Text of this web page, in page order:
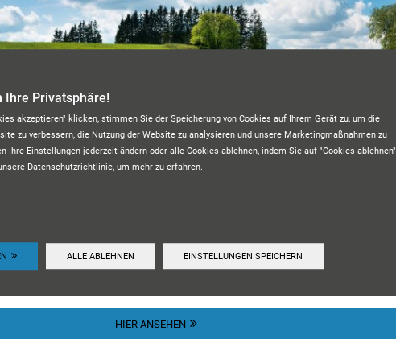
Ihre Privatsphäre!
akzeptieren" klicken, stimmen Sie der Speicherung von Cookies auf Ihrem Gerät zu, um die
zu verbessern, die Nutzung der Website zu analysieren und unsere Marketingmaßnahmen zu
Ihre Einstellungen jederzeit ändern oder alle Cookies ablehnen, indem Sie auf "Cookies ablehnen"
Datenschutzrichtlinie, um mehr zu erfahren.
ALLE ABLEHNEN EINSTELLUNGEN SPEICHERN
Unsere Kundenbewertungen:
HIER ANSEHEN